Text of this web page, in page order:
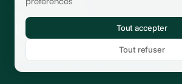
Nous contacter
© 2017-2025 STONEO | Tech & Website
Tarifs
Confidentialité
Tout accepter
Tout refuser